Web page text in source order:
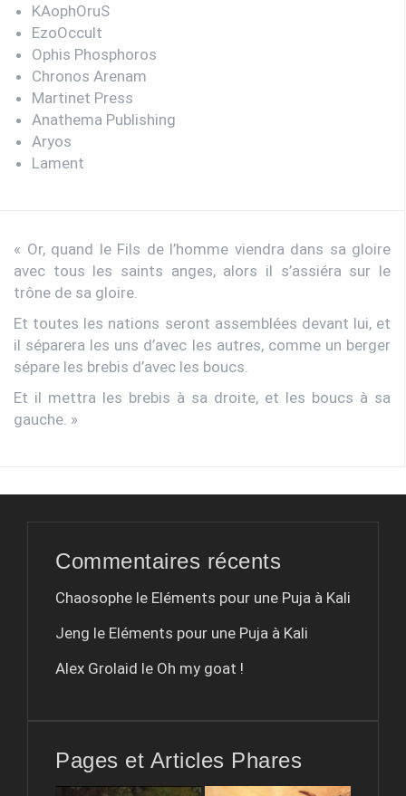
KAophOruS
EzoOccult
Ophis Phosphoros
Chronos Arenam
Martinet Press
Anathema Publishing
Aryos
Lament
« Or, quand le Fils de l’homme viendra dans sa gloire
avec tous les saints anges, alors il s’assiéra sur le
trône de sa gloire.
Et toutes les nations seront assemblées devant lui, et
il séparera les uns d’avec les autres, comme un berger
sépare les brebis d’avec les boucs.
Et il mettra les brebis à sa droite, et les boucs à sa
gauche. »
Commentaires récents
Chaosophe le Eléments pour une Puja à Kali
Jeng le Eléments pour une Puja à Kali
Alex Grolaid le Oh my goat !
Pages et Articles Phares